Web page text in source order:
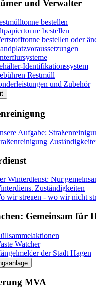
und Verwalter
bestellen
bestellen
bestellen oder
Identifikationssystem
Restmüll
und Zubehör
Aufgabe:
Winterdienst: Nur
Zuständigkeiten
wir streuen - wo wir nicht
Gemeinsam für
Watcher
der Stadt Hagen
MVA